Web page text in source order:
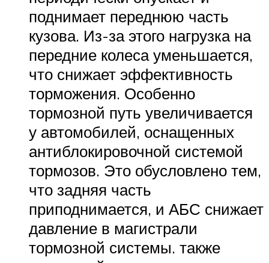
поднимает переднюю часть
кузова. Из-за этого нагрузка на
передние колеса уменьшается,
что снижает эффективность
торможения. Особенно
тормозной путь увеличивается
у автомобилей, оснащенных
антиблокировочной системой
тормозов. Это обусловлено тем,
что задняя часть
приподнимается, и АБС снижает
давление в магистрали
тормозной системы. также